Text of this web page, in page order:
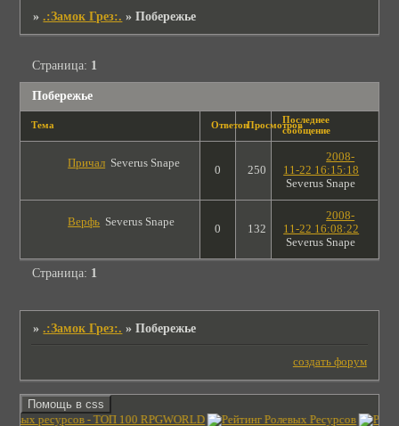
».:Замок Грез:. »Побережье
Побережье
Страница: 1
Тема ОтветовПросмотровПоследнее
сообщение
Причал Severus Snape
0 250
2008-
11-22 16:15:18
Severus Snape
Верфь Severus Snape
0 132
2008-
11-22 16:08:22
Severus Snape
Страница: 1
».:Замок Грез:. »Побережье
создать форум